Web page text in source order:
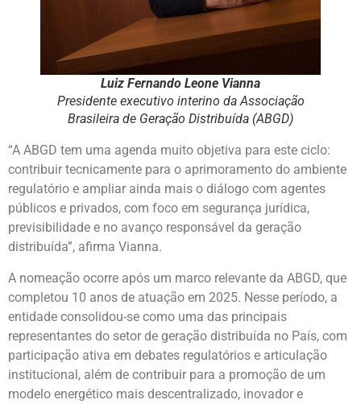
Luiz Fernando Leone Vianna
Presidente executivo interino da Associação
Brasileira de Geração Distribuída (ABGD)
“A ABGD tem uma agenda muito objetiva para este ciclo:
contribuir tecnicamente para o aprimoramento do ambiente
regulatório e ampliar ainda mais o diálogo com agentes
públicos e privados, com foco em segurança jurídica,
previsibilidade e no avanço responsável da geração
distribuída”, afirma Vianna.
A nomeação ocorre após um marco relevante da ABGD, que
completou 10 anos de atuação em 2025. Nesse período, a
entidade consolidou-se como uma das principais
representantes do setor de geração distribuída no País, com
participação ativa em debates regulatórios e articulação
institucional, além de contribuir para a promoção de um
modelo energético mais descentralizado, inovador e